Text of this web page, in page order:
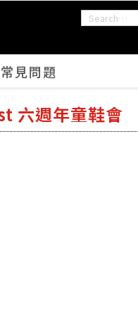
常見問題
六週年童鞋會